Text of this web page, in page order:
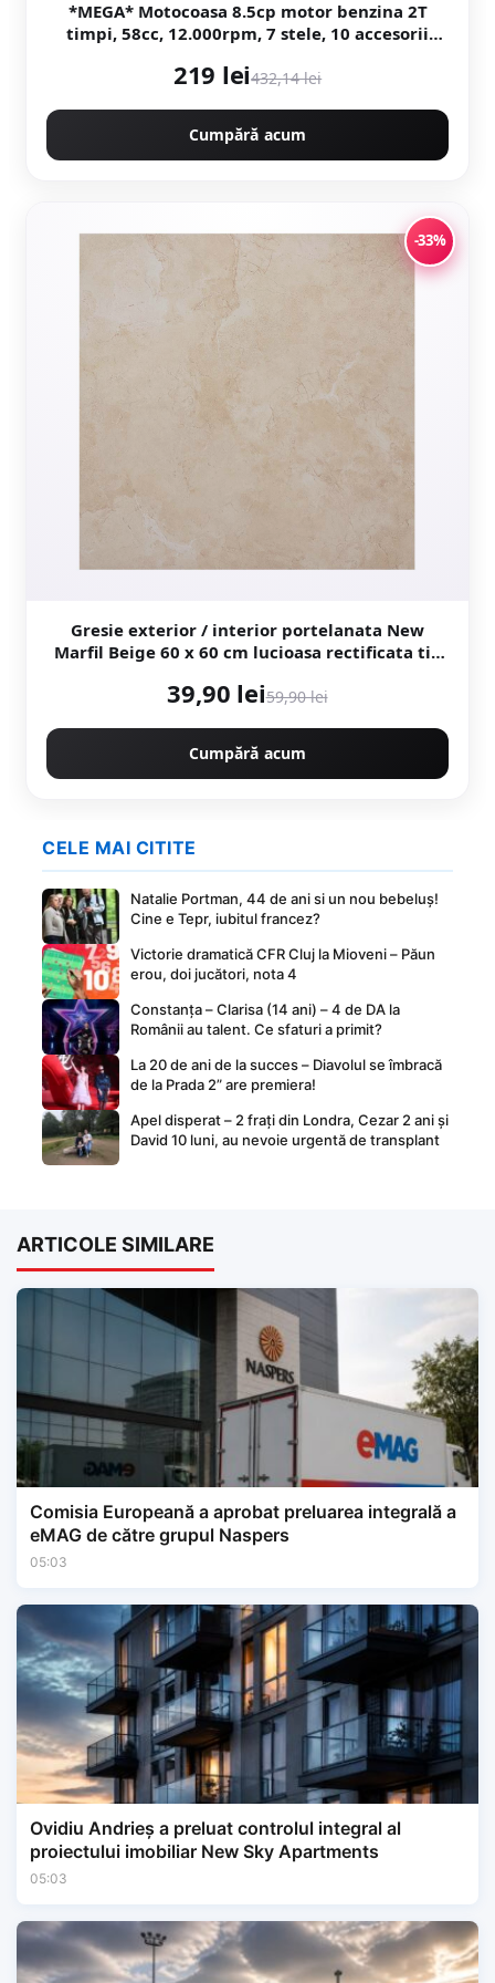
*MEGA* Motocoasa 8.5cp motor benzina 2T
timpi, 58cc, 12.000rpm, 7 stele, 10 accesorii
CMP1546
219 lei432,14 lei
Cumpără acum
-33%
Gresie exterior / interior portelanata New
Marfil Beige 60 x 60 cm lucioasa rectificata tip
39,90 lei59,90 lei
Cumpără acum
CELE MAI CITITE
Natalie Portman, 44 de ani si un nou bebeluș!
Cine e Tepr, iubitul francez?
Victorie dramatică CFR Cluj la Mioveni – Păun
erou, doi jucători, nota 4
Constanța – Clarisa (14 ani) – 4 de DA la
Românii au talent. Ce sfaturi a primit?
La 20 de ani de la succes – Diavolul se îmbracă
de la Prada 2” are premiera!
Apel disperat – 2 frați din Londra, Cezar 2 ani și
David 10 luni, au nevoie urgentă de transplant
ARTICOLE SIMILARE
Comisia Europeană a aprobat preluarea integrală a
eMAG de către grupul Naspers
05:03
Ovidiu Andrieș a preluat controlul integral al
proiectului imobiliar New Sky Apartments
05:03